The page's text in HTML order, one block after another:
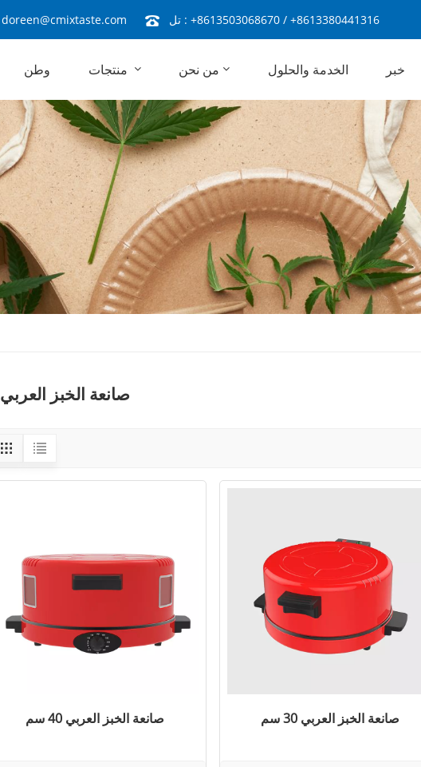
doreen@cmixtaste.com تل :+8613503068670 /+8613380441316
وطن من نحن الخدمة والحلول خبر
صانعة الخبز العربي
صانعة الخبز العربي 40 سم صانعة الخبز العربي 30 سم